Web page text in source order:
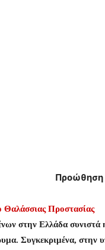
Προώθηση
Θαλάσσιας Προστασίας
στην Ελλάδα συνιστά
Συγκεκριμένα,